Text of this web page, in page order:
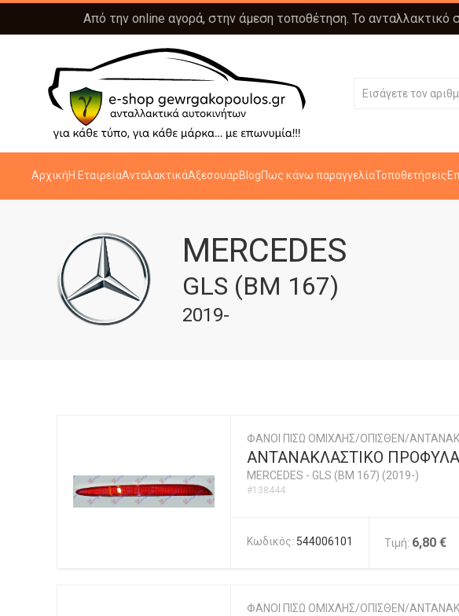
Από την online αγορά, στην άμεση τοποθέτηση. Το ανταλλακτικό
ΑρχικήΗ ΕταιρείαΑνταλακτικάΑξεσουάρBlogΠως κάνω παραγγελίαΤοποθετήσεις
MERCEDES
GLS (BM 167)
2019-
ΦΑΝΟΙ ΠΙΣΩ ΟΜΙΧΛΗΣ/ΟΠΙΣΘΕΝ/
ΑΝΤΑΝΑΚΛΑΣΤΙΚΟ
MERCEDES - GLS (BM 167) (2019-)
#138444
Κωδικός: 544006101 Τιμή: 6,80 €
ΦΑΝΟΙ ΠΙΣΩ ΟΜΙΧΛΗΣ/ΟΠΙΣΘΕΝ/